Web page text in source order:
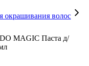
окрашивания волос
MAGIC Паста д/